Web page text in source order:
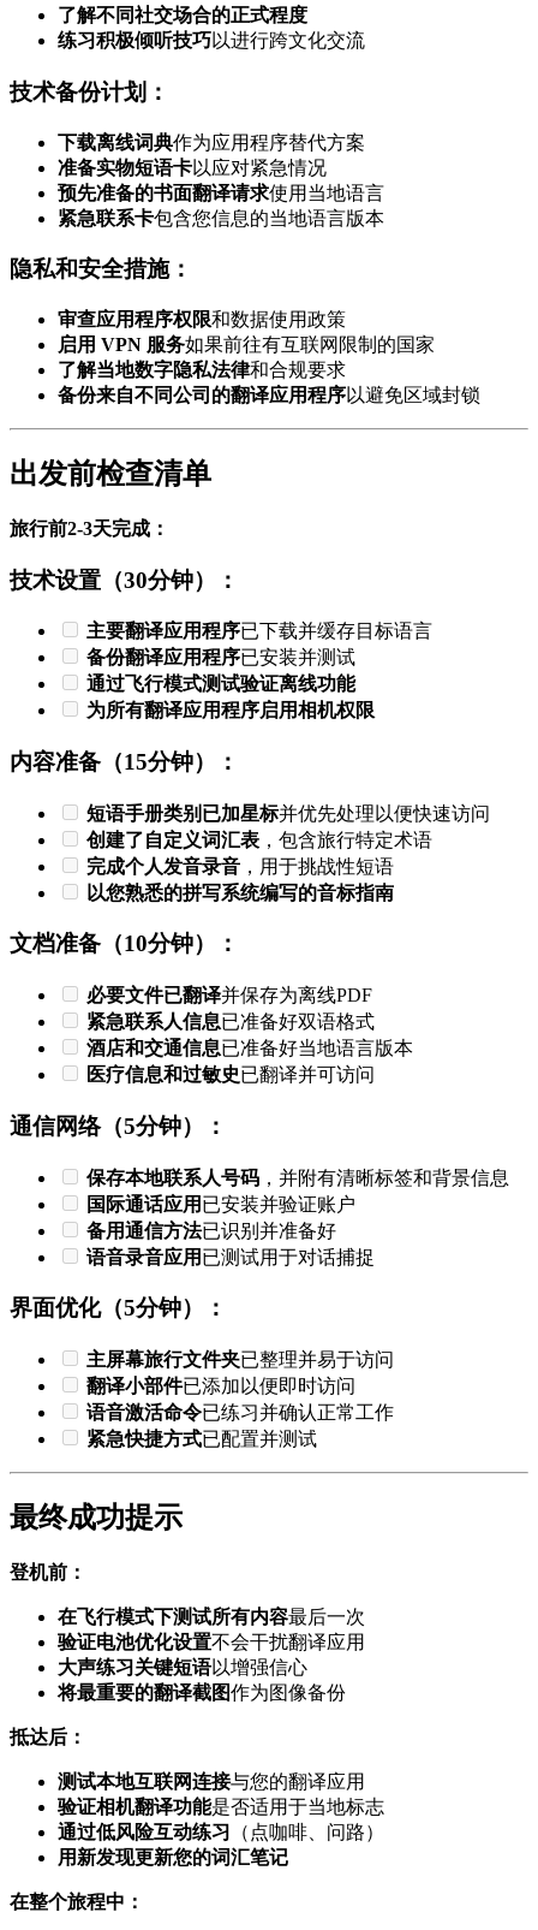
了解不同社交场合的正式程度
练习积极倾听技巧以进行跨文化交流
技术备份计划：
下载离线词典作为应用程序替代方案
准备实物短语卡以应对紧急情况
预先准备的书面翻译请求使用当地语言
紧急联系卡包含您信息的当地语言版本
隐私和安全措施：
审查应用程序权限和数据使用政策
启用 VPN 服务如果前往有互联网限制的国家
了解当地数字隐私法律和合规要求
备份来自不同公司的翻译应用程序以避免区域封锁
出发前检查清单
旅行前2-3天完成：
技术设置（30分钟）：
主要翻译应用程序已下载并缓存目标语言
备份翻译应用程序已安装并测试
通过飞行模式测试验证离线功能
为所有翻译应用程序启用相机权限
内容准备（15分钟）：
短语手册类别已加星标并优先处理以便快速访问
创建了自定义词汇表 ，包含旅行特定术语
完成个人发音录音 ，用于挑战性短语
以您熟悉的拼写系统编写的音标指南
文档准备（10分钟）：
必要文件已翻译并保存为离线PDF
紧急联系人信息已准备好双语格式
酒店和交通信息已准备好当地语言版本
医疗信息和过敏史已翻译并可访问
通信网络（5分钟）：
保存本地联系人号码 ，并附有清晰标签和背景信息
国际通话应用 已安装并验证账户
备用通信方法已识别并准备好
语音录音应用 已测试用于对话捕捉
界面优化（5分钟）：
主屏幕旅行文件夹已整理并易于访问
翻译小部件已添加以便即时访问
语音激活命令已练习并确认正常工作
紧急快捷方式已配置并测试
最终成功提示
登机前：
在飞行模式下测试所有内容最后一次
验证电池优化设置不会干扰翻译应用
大声练习关键短语以增强信心
将最重要的翻译截图作为图像备份
抵达后：
测试本地互联网连接与您的翻译应用
验证相机翻译功能是否适用于当地标志
通过低风险互动练习
（点咖啡、问路）
用新发现更新您的词汇笔记
在整个旅程中：